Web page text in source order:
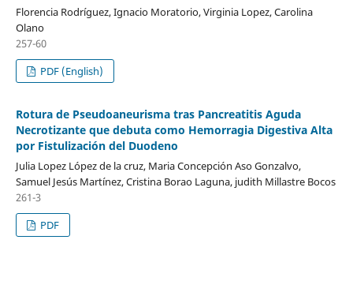
Florencia Rodríguez, Ignacio Moratorio, Virginia Lopez, Carolina
Olano
257-60
PDF (English)
Rotura de Pseudoaneurisma tras Pancreatitis Aguda
Necrotizante que debuta como Hemorragia Digestiva Alta
por Fistulización del Duodeno
Julia Lopez López de la cruz, Maria Concepción Aso Gonzalvo,
Samuel Jesús Martínez, Cristina Borao Laguna, judith Millastre Bocos
261-3
PDF